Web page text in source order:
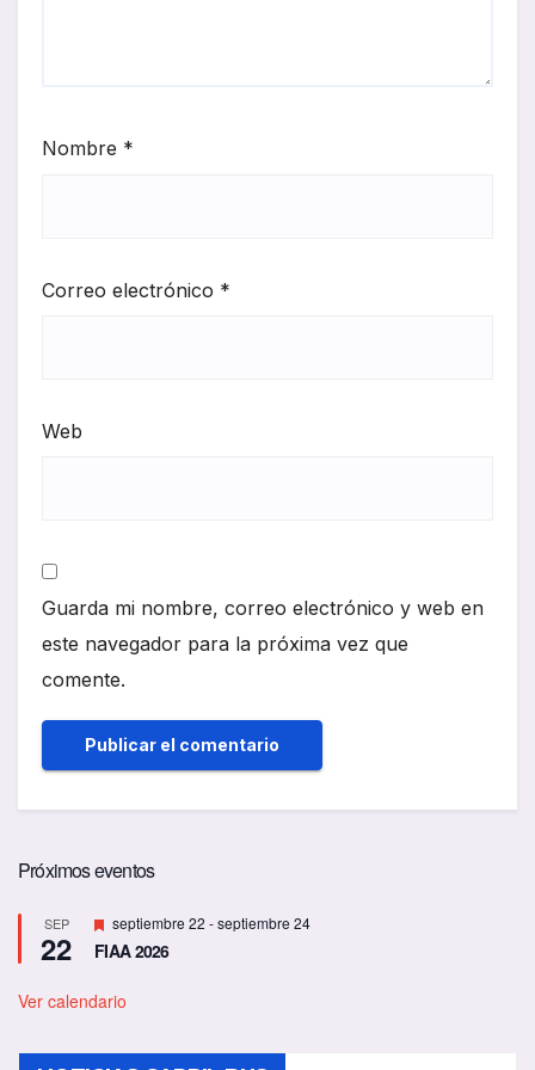
Nombre *
Correo electrónico *
Web
Guarda mi nombre, correo electrónico y web en
este navegador para la próxima vez que
comente.
Próximos eventos
SEP
22
D
e
s
a
d
septiembre 22 -septiembre 24
FIAA 2026
Ver calendario